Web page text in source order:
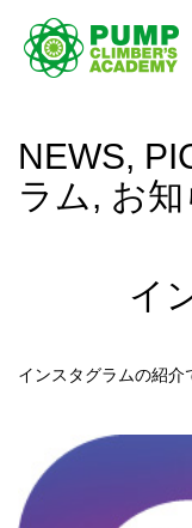
NEWS,
ラム, お
イ
インスタグラムの紹介